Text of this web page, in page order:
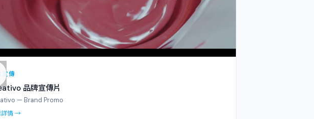
宣傳
品牌宣傳片
— Brand Promo
詳情 →